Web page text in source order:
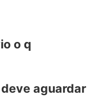
o q
aguardar